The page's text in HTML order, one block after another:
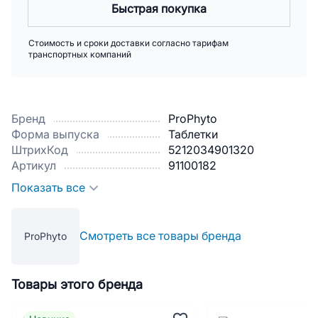
Бренд
ProPhyto
Форма выпуска
Таблетки
ШтрихКод
5212034901320
Артикул
91100182
Показать все
ProPhyto Смотреть все товары бренда
Быстрая покупка
Стоимость и сроки доставки согласно тарифам
транспортных компаний
Товары этого бренда